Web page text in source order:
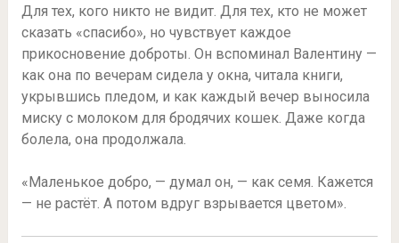
Для тех, кого никто не видит. Для тех, кто не может
сказать «спасибо», но чувствует каждое
прикосновение доброты. Он вспоминал Валентину —
как она по вечерам сидела у окна, читала книги,
укрывшись пледом, и как каждый вечер выносила
миску с молоком для бродячих кошек. Даже когда
болела, она продолжала.
«Маленькое добро, — думал он, — как семя. Кажется
— не растёт. А потом вдруг взрывается цветом».